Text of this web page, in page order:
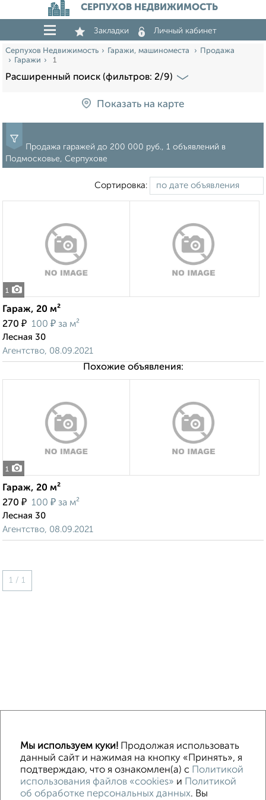
СЕРПУХОВ НЕДВИЖИМОСТЬ
Закладки Личный кабинет
Серпухов Недвижимость Гаражи, машиноместа
Продажа
Гаражи
1
Расширенный поиск (фильтров: 2/9)
Показать на карте
Продажа гаражей до 200 000 руб., 1 объявлений в
Подмосковье, Серпухове
Сортировка:
1
Гараж, 20 м²
270 ₽ 100 ₽ за м²
Лесная 30
Агентство, 08.09.2021
Похожие объявления:
1
Гараж, 20 м²
270 ₽ 100 ₽ за м²
Лесная 30
Агентство, 08.09.2021
1 / 1
Машиноместа в паркинге Без посредников
Контакты
Политика конфиденциальности
Мы используем куки! Продолжая использовать
данный сайт и нажимая на кнопку «Принять», я
подтверждаю, что я ознакомлен(а) с Политикой
использования файлов «cookies» и Политикой
об обработке персональных данных. Вы